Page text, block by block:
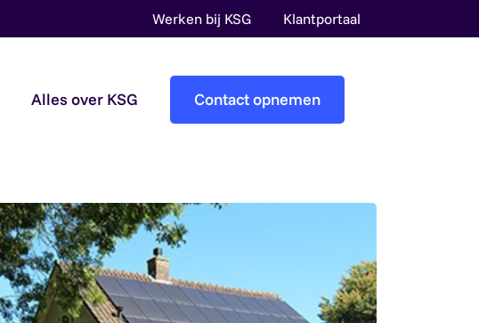
Werken bij KSG Klantportaal
Pre-audit services
Overheidsaccountants
Alles over KSG Contact opnemen